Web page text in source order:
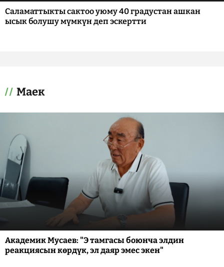
Саламаттыкты сактоо уюму 40 градустан ашкан
ысык болушу мүмкүн деп эскертти
Маек
Академик Мусаев: "Э тамгасы боюнча элдин
реакциясын көрдүк, эл даяр эмес экен"